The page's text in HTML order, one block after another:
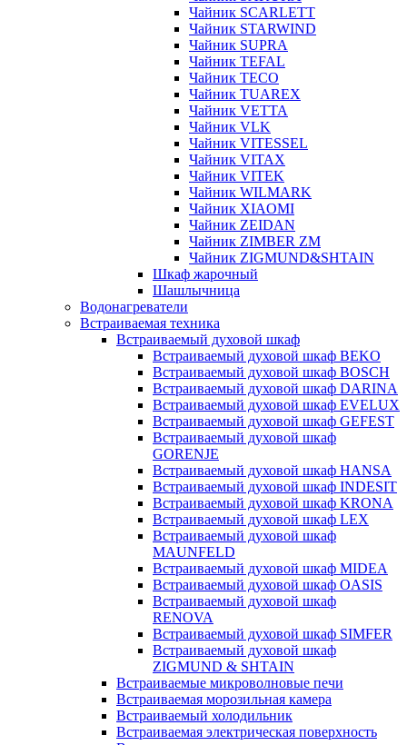
Чайник SCARLETT
Чайник STARWIND
Чайник SUPRA
Чайник TEFAL
Чайник TECO
Чайник TUAREX
Чайник VETTA
Чайник VLK
Чайник VITESSEL
Чайник VITAX
Чайник VITEK
Чайник WILMARK
Чайник XIAOMI
Чайник ZEIDAN
Чайник ZIMBER ZM
Чайник ZIGMUND&SHTAIN
Шкаф жарочный
Шашлычница
Водонагреватели
Встраиваемая техника
Встраиваемый духовой шкаф
Встраиваемый духовой шкаф BEKO
Встраиваемый духовой шкаф BOSCH
Встраиваемый духовой шкаф DARINA
Встраиваемый духовой шкаф EVELUX
Встраиваемый духовой шкаф GEFEST
Встраиваемый духовой шкаф
GORENJE
Встраиваемый духовой шкаф HANSA
Встраиваемый духовой шкаф INDESIT
Встраиваемый духовой шкаф KRONA
Встраиваемый духовой шкаф LEX
Встраиваемый духовой шкаф
MAUNFELD
Встраиваемый духовой шкаф MIDEA
Встраиваемый духовой шкаф OASIS
Встраиваемый духовой шкаф
RENOVA
Встраиваемый духовой шкаф SIMFER
Встраиваемый духовой шкаф
ZIGMUND & SHTAIN
Встраиваемые микроволновые печи
Встраиваемая морозильная камера
Встраиваемый холодильник
Встраиваемая электрическая поверхность